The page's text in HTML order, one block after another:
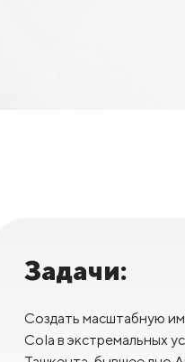
Задачи:
Создать масштабную
Cola в экстремальных